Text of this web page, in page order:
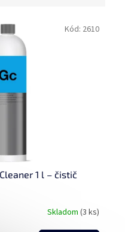
1 l – čistič
Skladom (3 ks)
Kód: 2610